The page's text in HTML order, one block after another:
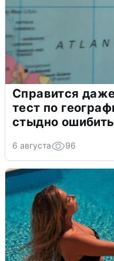
Справится
тест по
стыдно
6 августа 96